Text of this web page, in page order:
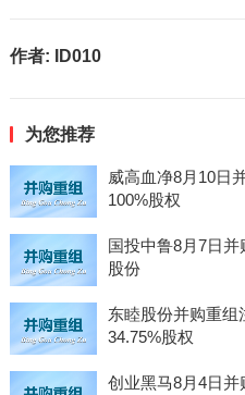
作者: ID010
为您推荐
威高血净8月10日
100%股权
国投中鲁8月7日
股份
东睦股份并购重组
34.75%股权
创业黑马8月4日